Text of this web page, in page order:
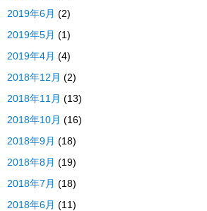
2019年6月 (2)
2019年5月 (1)
2019年4月 (4)
2018年12月 (2)
2018年11月 (13)
2018年10月 (16)
2018年9月 (18)
2018年8月 (19)
2018年7月 (18)
2018年6月 (11)